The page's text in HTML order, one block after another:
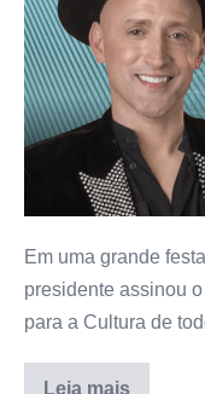
Em uma grande
presidente assinou
para a Cultura de
Leia mais